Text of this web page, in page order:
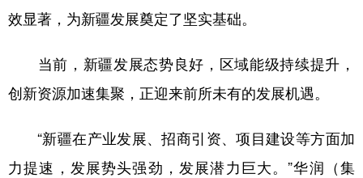
效显著，为新疆发展奠定了坚实基础。
当前，新疆发展态势良好，区域能级持续提升，
创新资源加速集聚，正迎来前所未有的发展机遇。
“新疆在产业发展、招商引资、项目建设等方面加
力提速，发展势头强劲，发展潜力巨大。”华润（集